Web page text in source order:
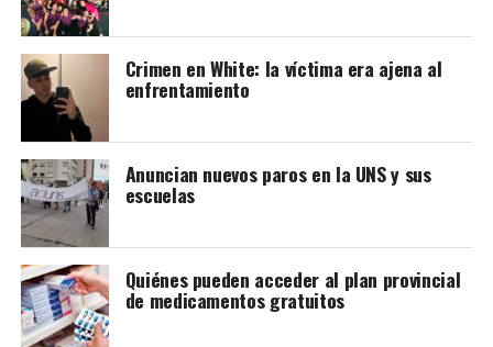
Joaquín Larraburu
Crimen en White: la víctima era ajena al
enfrentamiento
Anuncian nuevos paros en la UNS y sus
escuelas
Quiénes pueden acceder al plan provincial
de medicamentos gratuitos